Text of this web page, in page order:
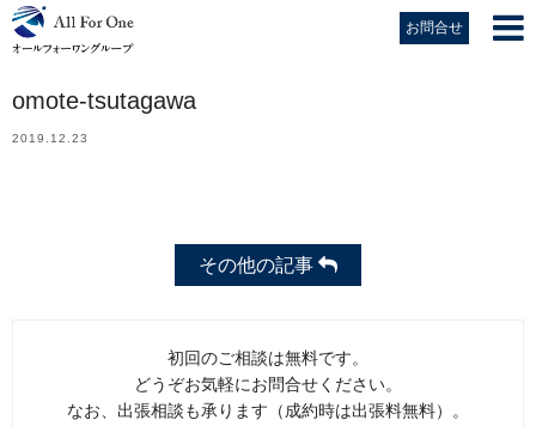
お問合せ
omote-tsutagawa
2019.12.23
その他の記事
初回のご相談は無料です。
どうぞお気軽にお問合せください。
なお、出張相談も承ります（成約時は出張料無料）。